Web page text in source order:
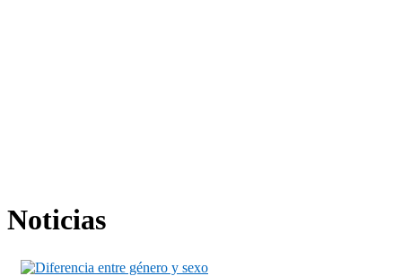
Noticias